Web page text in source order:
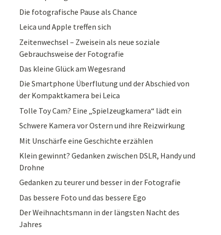
Die fotografische Pause als Chance
Leica und Apple treffen sich
Zeitenwechsel – Zweisein als neue soziale
Gebrauchsweise der Fotografie
Das kleine Glück am Wegesrand
Die Smartphone Überflutung und der Abschied von
der Kompaktkamera bei Leica
Tolle Toy Cam? Eine „Spielzeugkamera“ lädt ein
Schwere Kamera vor Ostern und ihre Reizwirkung
Mit Unschärfe eine Geschichte erzählen
Klein gewinnt? Gedanken zwischen DSLR, Handy und
Drohne
Gedanken zu teurer und besser in der Fotografie
Das bessere Foto und das bessere Ego
Der Weihnachtsmann in der längsten Nacht des
Jahres